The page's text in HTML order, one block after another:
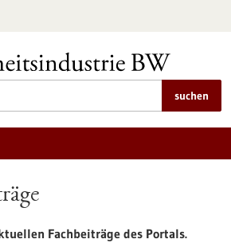
suchen
Fachbeiträge des Portals.